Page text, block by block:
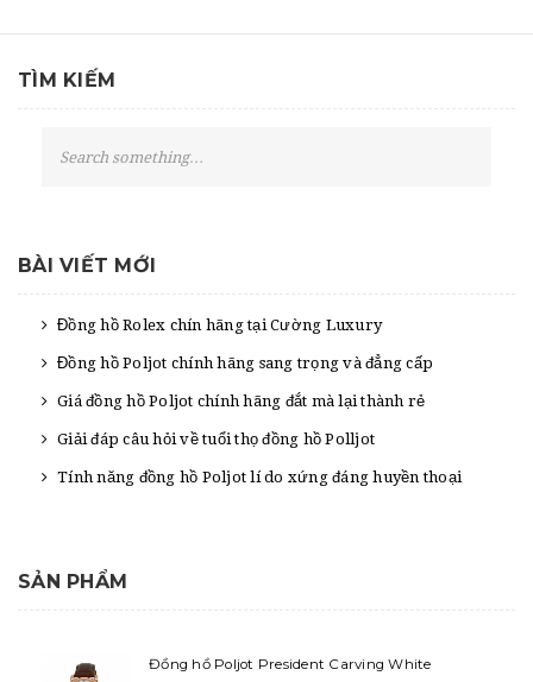
TÌM KIẾM
h
BÀI VIẾT MỚI
Đồng hồ Rolex chín hãng tại Cường Luxury
Đồng hồ Poljot chính hãng sang trọng và đẳng cấp
Giá đồng hồ Poljot chính hãng đắt mà lại thành rẻ
Giải đáp câu hỏi về tuổi thọ đồng hồ Polljot
Tính năng đồng hồ Poljot lí do xứng đáng huyền thoại
SẢN PHẨM
Đồng hồ Poljot President Carving White